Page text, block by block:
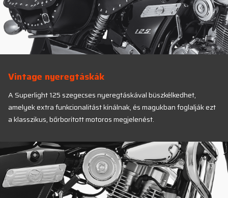
Vintage nyeregtáskák
A Superlight 125 szegecses nyeregtáskával büszkélkedhet,
amelyek extra funkcionalitást kínálnak, és magukban foglalják ezt
a klasszikus, bőrborított motoros megjelenést.